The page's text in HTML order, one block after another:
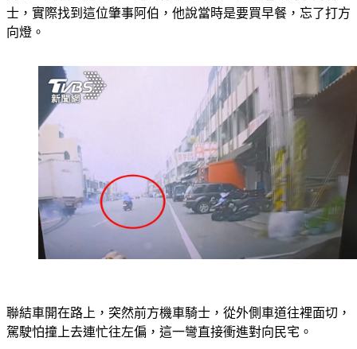
士，實際找到這位肇事阿伯，他說當時是要買早餐，忘了打方
向燈。
聯結車開在路上，突然前方機車騎士，從外側車道往裡面切，
駕駛怕撞上去連忙往左偏，這一彎直接衝進對向民宅。